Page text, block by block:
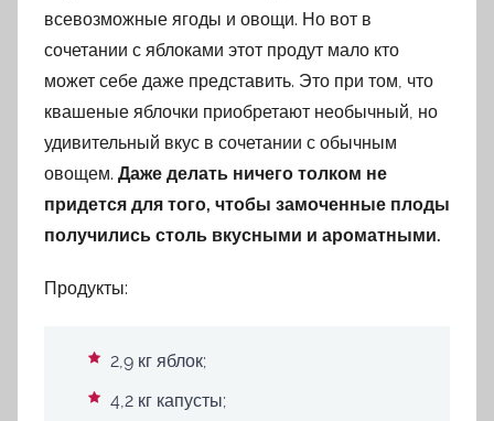
всевозможные ягоды и овощи. Но вот в
сочетании с яблоками этот продут мало кто
может себе даже представить. Это при том, что
квашеные яблочки приобретают необычный, но
удивительный вкус в сочетании с обычным
овощем. Даже делать ничего толком не
придется для того, чтобы замоченные плоды
получились столь вкусными и ароматными.
Продукты:
2,9 кг яблок;
4,2 кг капусты;